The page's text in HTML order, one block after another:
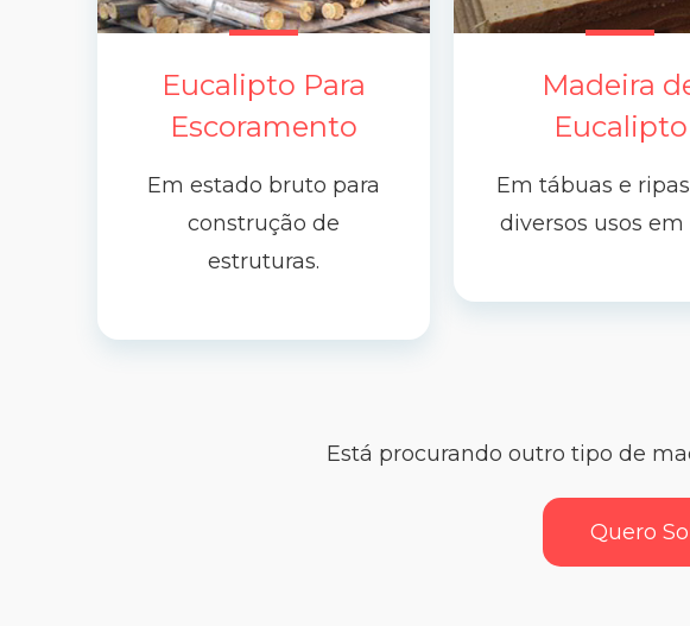
Eucalipto Para
Escoramento
Em estado bruto para
construção de
estruturas.
Madeira
Eucalipto
Em tábuas e
diversos usos em
Está procurando outro tipo de
Quero